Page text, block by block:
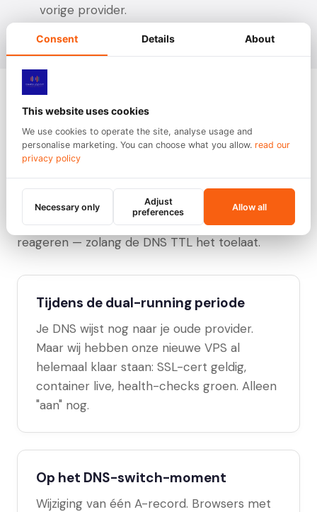
vorige provider.
"Geen seconde downtime"
— hoe?
De truc: zowel je huidige als onze nieuwe server
kunnen tegelijk op hetzelfde tracking-subdomein
reageren — zolang de DNS TTL het toelaat.
Tijdens de dual-running periode
Je DNS wijst nog naar je oude provider.
Maar wij hebben onze nieuwe VPS al
helemaal klaar staan: SSL-cert geldig,
container live, health-checks groen. Alleen
"aan" nog.
Op het DNS-switch-moment
Wijziging van één A-record. Browsers met
Consent Details About
This website uses cookies
We use cookies to operate the site, analyse usage and
personalise marketing. You can choose what you allow. read our
privacy policy
Necessary only
Adjust
preferences
Allow all